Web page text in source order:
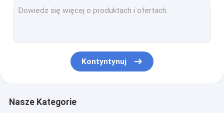
Kontyntynuj
Nasze Kategorie